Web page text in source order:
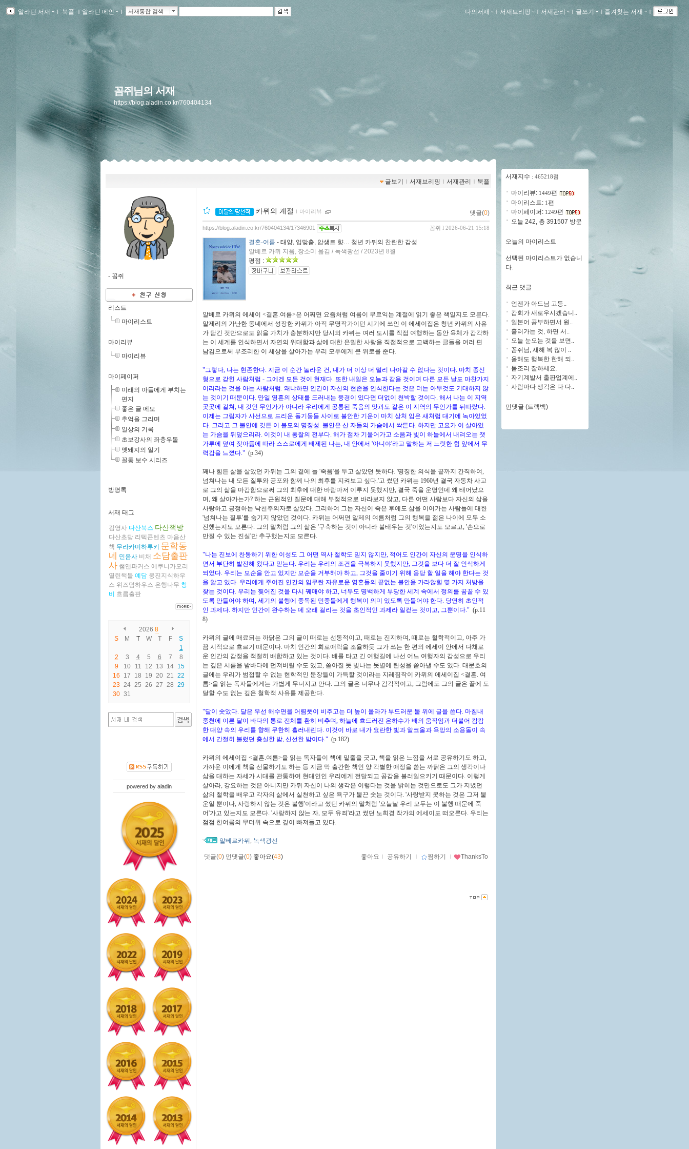
알라딘 서재 ｌ 북플 ｌ 알라딘 메인 ｌ 서재통합 검색 나의서재 ｌ 서재브리핑 ｌ 서재관리 ｌ 글쓰기 ｌ 즐겨찾는 서재 ｌ
꼼쥐님의 서재
https://blog.aladin.co.kr/760404134
글보기 ｌ 서재브리핑 ｌ 서재관리 ｌ 북플
- 꼼쥐
리스트
마이리스트
마이리뷰
마이리뷰
마이페이퍼
미래의 아들에게 부치는
편지
좋은 글 메모
추억을 그리며
일상의 기록
초보강사의 좌충우돌
멧돼지의 일기
꼴통 보수 시리즈
방명록
서재 태그
김영사 다산북스 다산책방
다산초당 리텍콘텐츠 마음산
책 무라카미하루키
문학동
네 민음사 비채 소담출판
사 쌤앤파커스 에쿠니가오리
열린책들 예담 웅진지식하우
스 위즈덤하우스 은행나무 창
비
흐름출판
2026 8
S
M T W T F
S
1
2
3 4 5 6 7
8
9
10 11 12 13 14 15
16
17 18 19 20 21 22
23 24 25 26 27 28 29
30 31
powered by aladin
카뮈의 계절 ｌ 마이리뷰 댓글(0)
꼼쥐 l 2026-06-21 15:18
https://blog.aladin.co.kr/760404134/17346901
결혼·여름 - 태양, 입맞춤, 압생트 향… 청년 카뮈의 찬란한 감성
알베르 카뮈 지음, 장소미 옮김 / 녹색광선 / 2023년 8월
평점 :
알베르 카뮈의 에세이 <결혼.여름>은 어쩌면 요즘처럼 여름이 무르익는 계절에 읽기 좋은 책일지도 모른다.
알제리의 가난한 동네에서 성장한 카뮈가 아직 무명작가이던 시기에 쓰인 이 에세이집은 청년 카뮈의 사유
가 담긴 것만으로도 읽을 가치가 충분하지만 당시의 카뮈는 여러 도시를 직접 여행하는 동안 육체가 감각하
는 이 세계를 인식하면서 자연의 위대함과 삶에 대한 은밀한 사랑을 직접적으로 고백하는 글들을 여러 편
남김으로써 부조리한 이 세상을 살아가는 우리 모두에게 큰 위로를 준다.
"그렇다, 나는 현존한다. 지금 이 순간 놀라운 건, 내가 더 이상 더 멀리 나아갈 수 없다는 것이다. 마치 종신
형으로 갇힌 사람처럼 - 그에겐 모든 것이 현재다. 또한 내일은 오늘과 같을 것이며 다른 모든 날도 마찬가지
이리라는 것을 아는 사람처럼. 왜냐하면 인간이 자신의 현존을 인식한다는 것은 더는 아무것도 기대하지 않
는 것이기 때문이다. 만일 영혼의 상태를 드러내는 풍경이 있다면 더없이 천박할 것이다. 해서 나는 이 지역
곳곳에 걸쳐, 내 것인 무언가가 아니라 우리에게 공통된 죽음의 맛과도 같은 이 지역의 무언가를 뒤따랐다.
이제는 그림자가 사선으로 드리운 돌기둥들 사이로 불안한 기운이 마치 상처 입은 새처럼 대기에 녹아있었
다. 그리고 그 불안에 깃든 이 불모의 명징성. 불안은 산 자들의 가슴에서 싹튼다. 하지만 고요가 이 살아있
는 가슴을 뒤덮으리라. 이것이 내 통찰의 전부다. 해가 점차 기울어가고 소음과 빛이 하늘에서 내려오는 잿
가루에 덮여 잦아듦에 따라 스스로에게 배제된 나는, 내 안에서 '아니야'라고 말하는 저 느릿한 힘 앞에서 무
력감을 느꼈다." (p.34)
꽤나 힘든 삶을 살았던 카뮈는 그의 곁에 늘 '죽음'을 두고 살았던 듯하다. '명징한 의식을 끝까지 간직하여,
넘쳐나는 내 모든 질투와 공포와 함께 나의 최후를 지켜보고 싶다.'고 썼던 카뮈는 1960년 결국 자동차 사고
로 그의 삶을 마감함으로써 그의 최후에 대한 바람마저 이루지 못했지만, 결국 죽을 운명인데 왜 태어났으
며, 왜 살아가는가? 하는 근원적인 질문에 대해 부정적으로 바라보지 않고, 다른 어떤 사람보다 자신의 삶을
사랑하고 긍정하는 낙천주의자로 살았다. 그리하여 그는 자신이 죽은 후에도 삶을 이어가는 사람들에 대한
'넘쳐나는 질투'를 숨기지 않았던 것이다. 카뮈는 어쩌면 알제의 여름처럼 그의 행복을 젊은 나이에 모두 소
진했는지도 모른다. 그의 말처럼 그의 삶은 '구축하는 것이 아니라 불태우는 것'이었는지도 모르고, '손으로
만질 수 있는 진실'만 추구했는지도 모른다.
"나는 진보에 찬동하기 위한 이성도 그 어떤 역사 철학도 믿지 않지만, 적어도 인간이 자신의 운명을 인식하
면서 부단히 발전해 왔다고 믿는다. 우리는 우리의 조건을 극복하지 못했지만, 그것을 보다 더 잘 인식하게
되었다. 우리는 모순을 안고 있지만 모순을 거부해야 하고, 그것을 줄이기 위해 응당 할 일을 해야 한다는 것
을 알고 있다. 우리에게 주어진 인간의 임무란 자유로운 영혼들의 끝없는 불안을 가라앉힐 몇 가지 처방을
찾는 것이다. 우리는 찢어진 것을 다시 꿰매야 하고, 너무도 명백하게 부당한 세계 속에서 정의를 꿈꿀 수 있
도록 만들어야 하며, 세기의 불행에 중독된 민중들에게 행복이 의미 있도록 만들어야 한다. 당연히 초인적
인 과제다. 하지만 인간이 완수하는 데 오래 걸리는 것을 초인적인 과제라 일컫는 것이고, 그뿐이다." (p.11
8)
카뮈의 글에 매료되는 까닭은 그의 글이 때로는 선동적이고, 때로는 진지하며, 때로는 철학적이고, 아주 가
끔 시적으로 흐르기 때문이다. 마치 인간의 희로애락을 조율하듯 그가 쓰는 한 편의 에세이 안에서 다채로
운 인간의 감정을 적절히 배합하고 있는 것이다. 배를 타고 긴 여행길에 나선 어느 여행자의 감성으로 우리
는 깊은 시름을 밤바다에 던져버릴 수도 있고, 쏟아질 듯 빛나는 뭇별에 탄성을 쏟아낼 수도 있다. 대문호의
글에는 우리가 범접할 수 없는 현학적인 문장들이 가득할 것이라는 지레짐작이 카뮈의 에세이집 <결혼. 여
름>을 읽는 독자들에게는 가볍게 무너지고 만다. 그의 글은 너무나 감각적이고, 그럼에도 그의 글은 끝에 도
달할 수도 없는 깊은 철학적 사유를 제공한다.
"달이 솟았다. 달은 우선 해수면을 어렴풋이 비추고는 더 높이 올라가 부드러운 물 위에 글을 쓴다. 마침내
중천에 이른 달이 바다의 통로 전체를 환히 비추며, 하늘에 흐드러진 은하수가 배의 움직임과 더불어 캄캄
한 대양 속의 우리를 향해 무한히 흘러내린다. 이것이 바로 내가 요란한 빛과 알코올과 욕망의 소용돌이 속
에서 간절히 불렀던 충실한 밤, 신선한 밤이다." (p.182)
카뮈의 에세이집 <결혼.여름>을 읽는 독자들이 책에 밑줄을 긋고, 책을 읽은 느낌을 서로 공유하기도 하고,
가까운 이에게 책을 선물하기도 하는 등 지금 막 출간한 책인 양 각별한 애정을 쏟는 까닭은 그의 생각이나
삶을 대하는 자세가 시대를 관통하여 현대인인 우리에게 전달되고 공감을 불러일으키기 때문이다. 이렇게
살아라, 강요하는 것은 아니지만 카뮈 자신이 나의 생각은 이렇다는 것을 밝히는 것만으로도 그가 지녔던
삶의 철학을 배우고 각자의 삶에서 실천하고 싶은 욕구가 불끈 솟는 것이다. '사랑받지 못하는 것은 그저 불
운일 뿐이나, 사랑하지 않는 것은 불행'이라고 썼던 카뮈의 말처럼 '오늘날 우리 모두는 이 불행 때문에 죽
어'가고 있는지도 모른다. '사랑하지 않는 자, 모두 유죄'라고 썼던 노희경 작가의 에세이도 떠오른다. 우리는
점점 한여름의 무더위 속으로 깊이 빠져들고 있다.
알베르카뮈 , 녹색광선
댓글(0) 먼댓글(0) 좋아요(43) 좋아요 ｌ 공유하기 ｌ 찜하기 ｌ ThanksTo
서재지수 : 465218점
마이리뷰: 1449편
마이리스트: 1편
마이페이퍼: 1249편
오늘 242, 총 391507 방문
오늘의 마이리스트
선택된 마이리스트가 없습니
다.
최근 댓글
언젠가 아드님 고등..
감회가 새로우시겠습니..
일본어 공부하면서 원..
흘러가는 것, 하면 서..
오늘 눈오는 것을 보면..
꼼쥐님, 새해 복 많이 ..
올해도 행복한 한해 되..
몸조리 잘하세요.
자기계발서 출판업계에..
사람마다 생각은 다 다..
먼댓글 (트랙백)